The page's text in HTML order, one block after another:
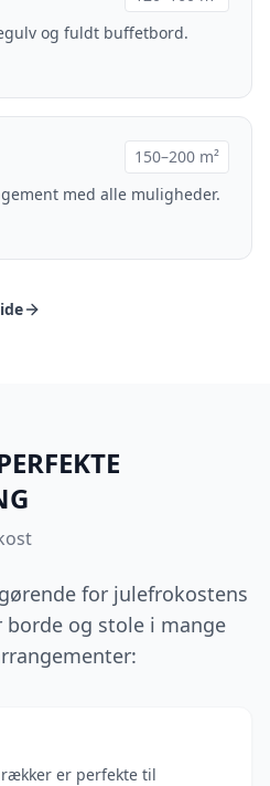
og fuldt buffetbord.
150–200 m²
med alle muligheder.
for julefrokostens
og stole i mange
er perfekte til